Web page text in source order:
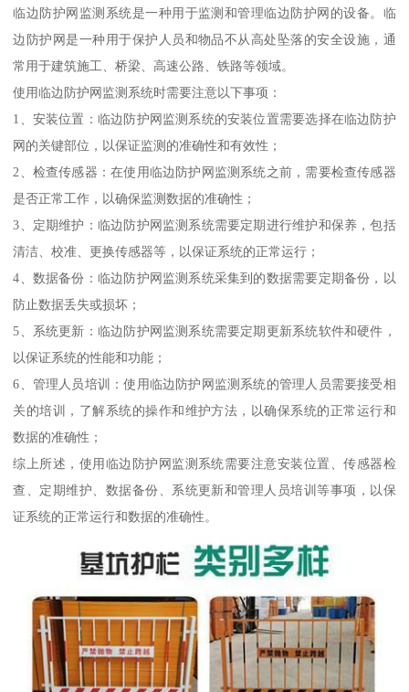
临边防护网监测系统是一种用于监测和管理临边防护网的设备。临
边防护网是一种用于保护人员和物品不从高处坠落的安全设施，通
常用于建筑施工、桥梁、高速公路、铁路等领域。
使用临边防护网监测系统时需要注意以下事项：
1、安装位置：临边防护网监测系统的安装位置需要选择在临边防护
网的关键部位，以保证监测的准确性和有效性；
2、检查传感器：在使用临边防护网监测系统之前，需要检查传感器
是否正常工作，以确保监测数据的准确性；
3、定期维护：临边防护网监测系统需要定期进行维护和保养，包括
清洁、校准、更换传感器等，以保证系统的正常运行；
4、数据备份：临边防护网监测系统采集到的数据需要定期备份，以
防止数据丢失或损坏；
5、系统更新：临边防护网监测系统需要定期更新系统软件和硬件，
以保证系统的性能和功能；
6、管理人员培训：使用临边防护网监测系统的管理人员需要接受相
关的培训，了解系统的操作和维护方法，以确保系统的正常运行和
数据的准确性；
综上所述，使用临边防护网监测系统需要注意安装位置、传感器检
查、定期维护、数据备份、系统更新和管理人员培训等事项，以保
证系统的正常运行和数据的准确性。